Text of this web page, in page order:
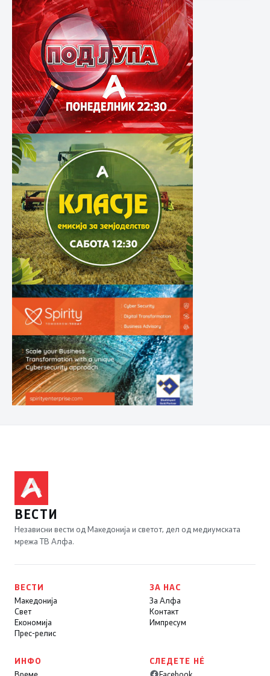
ВЕСТИ
Независни вести од Македонија и светот, дел од медиумската
мрежа ТВ Алфа.
ВЕСТИ
Македонија
Свет
Економија
Прес-релис
ЗА НАС
За Алфа
Контакт
Импресум
ИНФО
СЛЕДЕТЕ НÉ